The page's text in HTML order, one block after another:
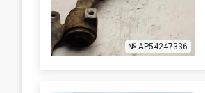
№ AP54247336